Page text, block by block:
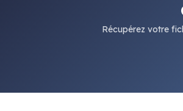
Récupérez votre